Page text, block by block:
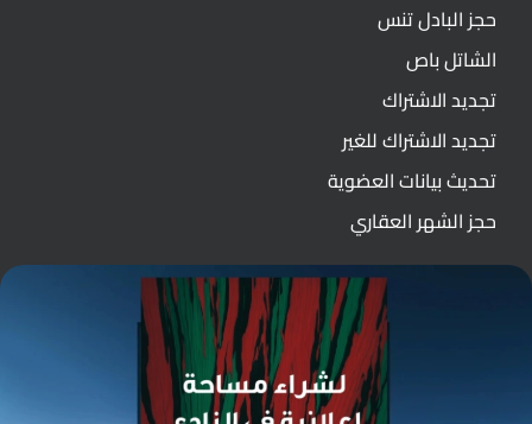
حجز البادل تنس
الشاتل باص
تجديد الاشتراك
تجديد الاشتراك للغير
تحديث بيانات العضوية
حجز الشهر العقاري